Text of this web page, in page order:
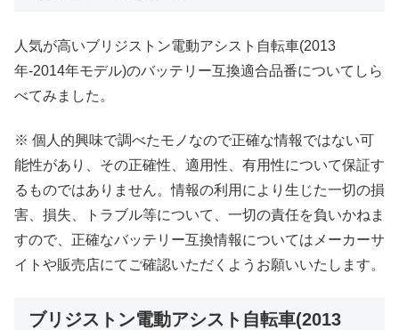
人気が高いブリジストン電動アシスト自転車(2013
年-2014年モデル)のバッテリー互換適合品番についてしら
べてみました。
※ 個人的興味で調べたモノなので正確な情報ではない可
能性があり、その正確性、適用性、有用性について保証す
るものではありません。情報の利用により生じた一切の損
害、損失、トラブル等について、一切の責任を負いかねま
すので、正確なバッテリー互換情報についてはメーカーサ
イトや販売店にてご確認いただくようお願いいたします。
ブリジストン電動アシスト自転車(2013